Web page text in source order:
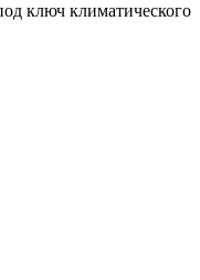
ключ климатического